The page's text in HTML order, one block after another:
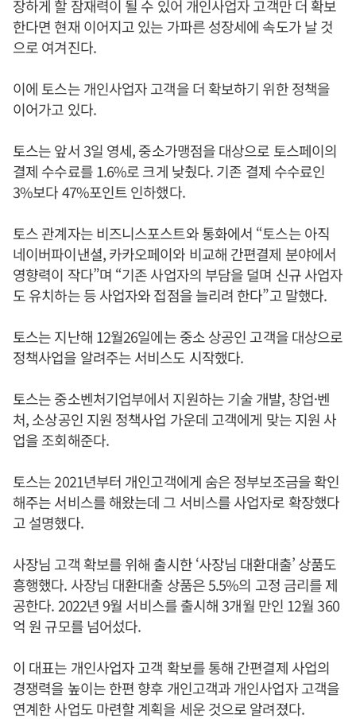
장하게 할 잠재력이 될 수 있어 개인사업자 고객만 더 확보
한다면 현재 이어지고 있는 가파른 성장세에 속도가 날 것
으로 여겨진다.
이에 토스는 개인사업자 고객을 더 확보하기 위한 정책을
이어가고 있다.
토스는 앞서 3일 영세, 중소가맹점을 대상으로 토스페이의
결제 수수료를 1.6%로 크게 낮췄다. 기존 결제 수수료인
3%보다 47%포인트 인하했다.
토스 관계자는 비즈니스포스트와 통화에서 “토스는 아직
네이버파이낸셜, 카카오페이와 비교해 간편결제 분야에서
영향력이 작다”며 “기존 사업자의 부담을 덜며 신규 사업자
도 유치하는 등 사업자와 접점을 늘리려 한다”고 말했다.
토스는 지난해 12월26일에는 중소 상공인 고객을 대상으로
정책사업을 알려주는 서비스도 시작했다.
토스는 중소벤처기업부에서 지원하는 기술 개발, 창업·벤
처, 소상공인 지원 정책사업 가운데 고객에게 맞는 지원 사
업을 조회해준다.
토스는 2021년부터 개인고객에게 숨은 정부보조금을 확인
해주는 서비스를 해왔는데 그 서비스를 사업자로 확장했다
고 설명했다.
사장님 고객 확보를 위해 출시한 ‘사장님 대환대출’ 상품도
흥행했다. 사장님 대환대출 상품은 5.5%의 고정 금리를 제
공한다. 2022년 9월 서비스를 출시해 3개월 만인 12월 360
억 원 규모를 넘어섰다.
이 대표는 개인사업자 고객 확보를 통해 간편결제 사업의
경쟁력을 높이는 한편 향후 개인고객과 개인사업자 고객을
연계한 사업도 마련할 계획을 세운 것으로 알려졌다.